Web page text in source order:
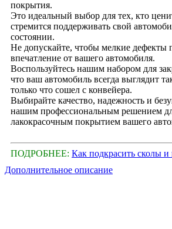
покрытия.
Это идеальный выбор для тех, кто
стремится поддерживать свой
состоянии.
Не допускайте, чтобы мелкие дефекты
впечатление от вашего автомобиля.
Воспользуйтесь нашим набором для
что ваш автомобиль всегда выглядит
только что сошел с конвейера.
Выбирайте качество, надежность и
нашим профессиональным решением
лакокрасочным покрытием вашего
ПОДРОБНЕЕ: Как подкрасить сколы
Дополнительное описание